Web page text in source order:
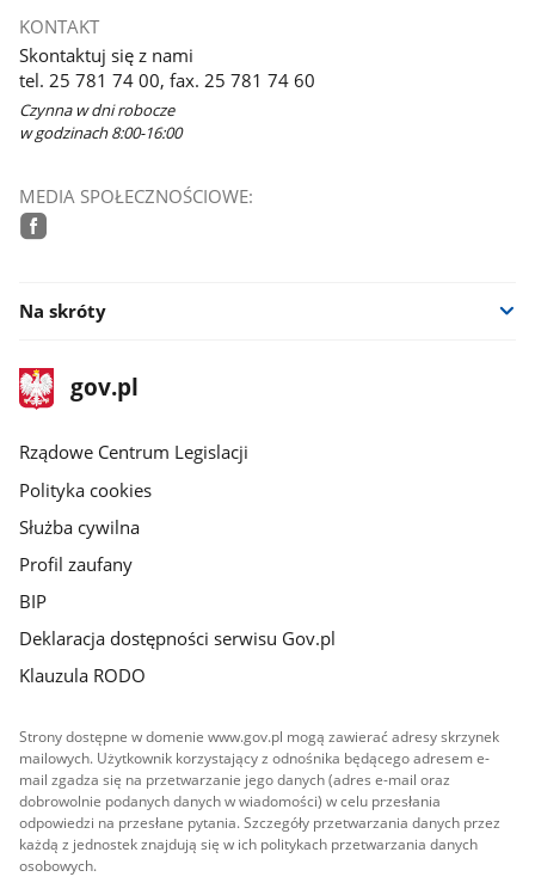
KONTAKT
Skontaktuj się z nami
tel. 25 781 74 00, fax. 25 781 74 60
Czynna w dni robocze
w godzinach 8:00-16:00
MEDIA SPOŁECZNOŚCIOWE:
Na skróty
stopka
gov.plStrona
gov.pl
Rządowe Centrum Legislacji
Polityka cookies
Służba cywilna
Profil zaufany
BIP
Deklaracja dostępności serwisu Gov.pl
Klauzula RODO
Strony dostępne w domenie www.gov.pl mogą zawierać adresy skrzynek
mailowych. Użytkownik korzystający z odnośnika będącego adresem e-
mail zgadza się na przetwarzanie jego danych (adres e-mail oraz
dobrowolnie podanych danych w wiadomości) w celu przesłania
odpowiedzi na przesłane pytania. Szczegóły przetwarzania danych przez
każdą z jednostek znajdują się w ich politykach przetwarzania danych
osobowych.